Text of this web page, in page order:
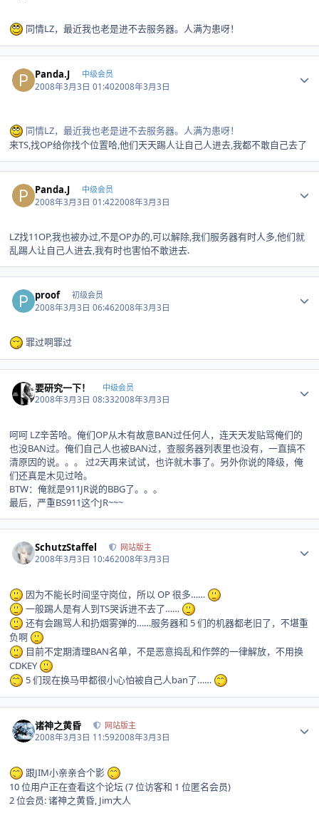
同情LZ，最近我也老是进不去服务器。人满为患呀！
Panda.J 中级会员
2008年3月3日 01:402008年3月3日
同情LZ，最近我也老是进不去服务器。人满为患呀！
来TS,找OP给你找个位置哈,他们天天踢人让自己人进去,我都不敢自己去了
Panda.J 中级会员
2008年3月3日 01:422008年3月3日
LZ找11OP,我也被办过,不是OP办的,可以解除,我们服务器有时人多,他们就
乱踢人让自己人进去,我有时也害怕不敢进去.
proof 初级会员
2008年3月3日 06:462008年3月3日
罪过啊罪过
要研究一下！ 中级会员
2008年3月3日 08:332008年3月3日
呵呵 LZ辛苦哈。俺们OP从木有故意BAN过任何人，连天天发贴骂俺们的
也没BAN过。俺们自己人也被BAN过，查服务器列表里也没有，一直搞不
清原因的说。。。 过2天再来试试，也许就木事了。另外你说的降级，俺
们还真是木见过哈。
BTW：俺就是911JR说的BBG了。。。
最后，严重BS911这个JR~~~
SchutzStaffel 网站版主
2008年3月3日 10:462008年3月3日
因为不能长时间坚守岗位，所以 OP 很多……
一般踢人是有人到TS哭诉进不去了……
还有会踢骂人和扔烟雾弹的……服务器和 5 们的机器都老旧了，不堪重
负啊
目前不定期清理BAN名单，不是恶意捣乱和作弊的一律解放，不用换
CDKEY
5 们现在换马甲都很小心怕被自己人ban了……
诸神之黄昏 网站版主
2008年3月3日 11:592008年3月3日
跟JIM小亲亲合个影
10 位用户正在查看这个论坛 (7 位访客和 1 位匿名会员)
2 位会员: 诸神之黄昏, Jim大人